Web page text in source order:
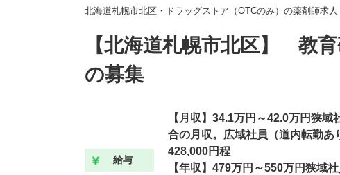
北海道札幌市北区・ドラッグストア（OTCのみ）の薬剤師求人
【北海道札幌市北区】 教
の募集
給与
【月収】34.1万円～42.0万円狭域
合の月収。広域社員（道内転勤あ
428,000円程
【年収】479万円～550万円狭域